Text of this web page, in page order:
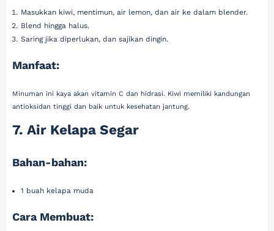
Masukkan kiwi, mentimun, air lemon, dan air ke dalam blender.
Blend hingga halus.
Saring jika diperlukan, dan sajikan dingin.
Manfaat:
Minuman ini kaya akan vitamin C dan hidrasi. Kiwi memiliki kandungan
antioksidan tinggi dan baik untuk kesehatan jantung.
7. Air Kelapa Segar
Bahan-bahan:
1 buah kelapa muda
Cara Membuat: